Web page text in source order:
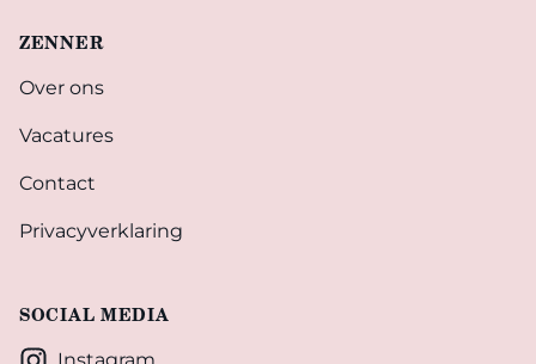
ZENNER
Over ons
Vacatures
Contact
Privacyverklaring
SOCIAL MEDIA